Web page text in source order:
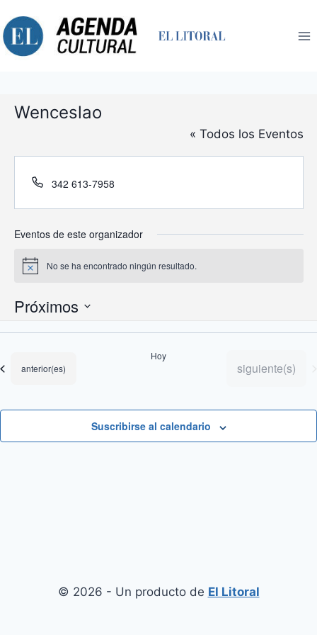
al
contenido
Wenceslao
« Todos los Eventos
Teléfono
342 613-7958
Eventos de este organizador
Aviso No se ha encontrado ningún resultado.
Próximos
fecha.
Eventos
anterior(es)
Hoy
Eventos
siguiente(s)
Suscribirse al calendario
© 2026 - Un producto de El Litoral